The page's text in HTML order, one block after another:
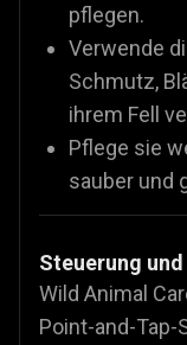
pflegen.
Verwende
Schmutz,
ihrem Fell
Pflege sie
sauber und
Steuerung
Wild Animal
Point-and-Tap-